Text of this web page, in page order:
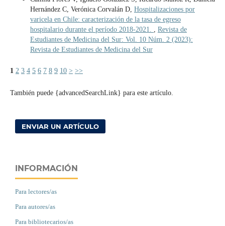
Hernández C, Verónica Corvalán D, Hospitalizaciones por
varicela en Chile: caracterización de la tasa de egreso
hospitalario durante el período 2018-2021. , Revista de
Estudiantes de Medicina del Sur: Vol. 10 Núm. 2 (2023):
Revista de Estudiantes de Medicina del Sur
1 2 3 4 5 6 7 8 9 10 > >>
También puede {advancedSearchLink} para este artículo.
ENVIAR UN ARTÍCULO
INFORMACIÓN
Para lectores/as
Para autores/as
Para bibliotecarios/as